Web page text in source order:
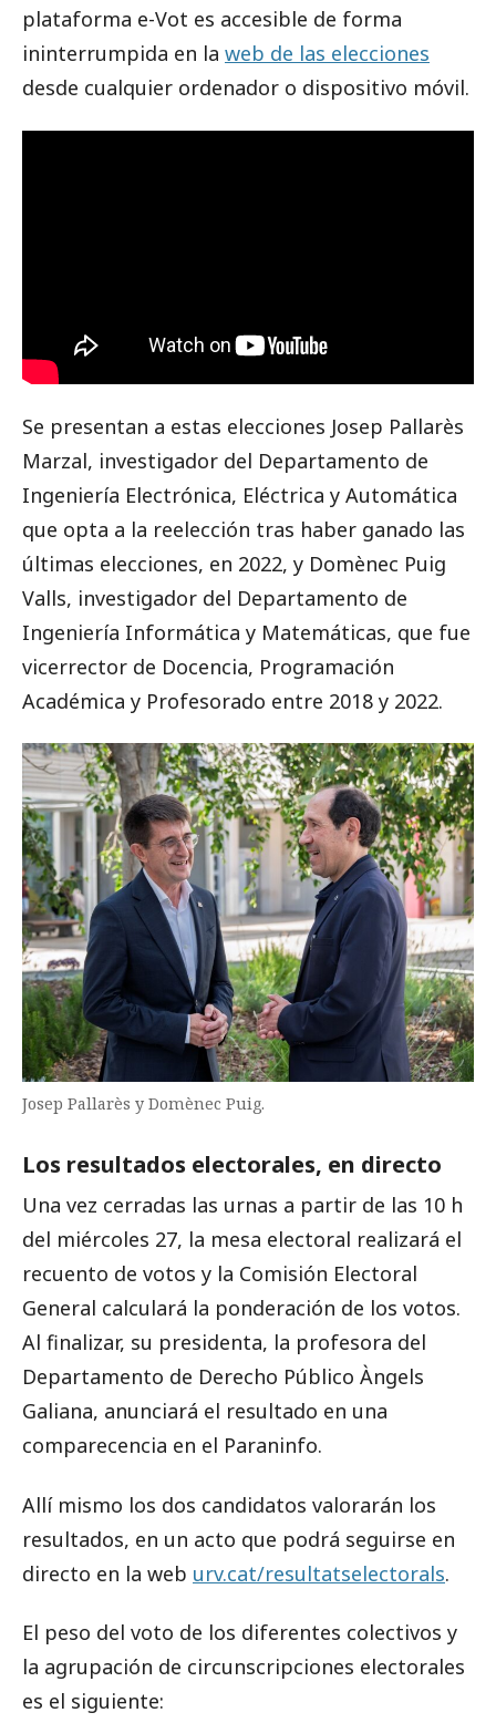
plataforma e-Vot es accesible de forma
ininterrumpida en la web de las elecciones
desde cualquier ordenador o dispositivo móvil.
Se presentan a estas elecciones Josep Pallarès
Marzal, investigador del Departamento de
Ingeniería Electrónica, Eléctrica y Automática
que opta a la reelección tras haber ganado las
últimas elecciones, en 2022, y Domènec Puig
Valls, investigador del Departamento de
Ingeniería Informática y Matemáticas, que fue
vicerrector de Docencia, Programación
Académica y Profesorado entre 2018 y 2022.
Josep Pallarès y Domènec Puig.
Los resultados electorales, en directo
Una vez cerradas las urnas a partir de las 10 h
del miércoles 27, la mesa electoral realizará el
recuento de votos y la Comisión Electoral
General calculará la ponderación de los votos.
Al finalizar, su presidenta, la profesora del
Departamento de Derecho Público Àngels
Galiana, anunciará el resultado en una
comparecencia en el Paraninfo.
Allí mismo los dos candidatos valorarán los
resultados, en un acto que podrá seguirse en
directo en la web urv.cat/resultatselectorals.
El peso del voto de los diferentes colectivos y
la agrupación de circunscripciones electorales
es el siguiente: